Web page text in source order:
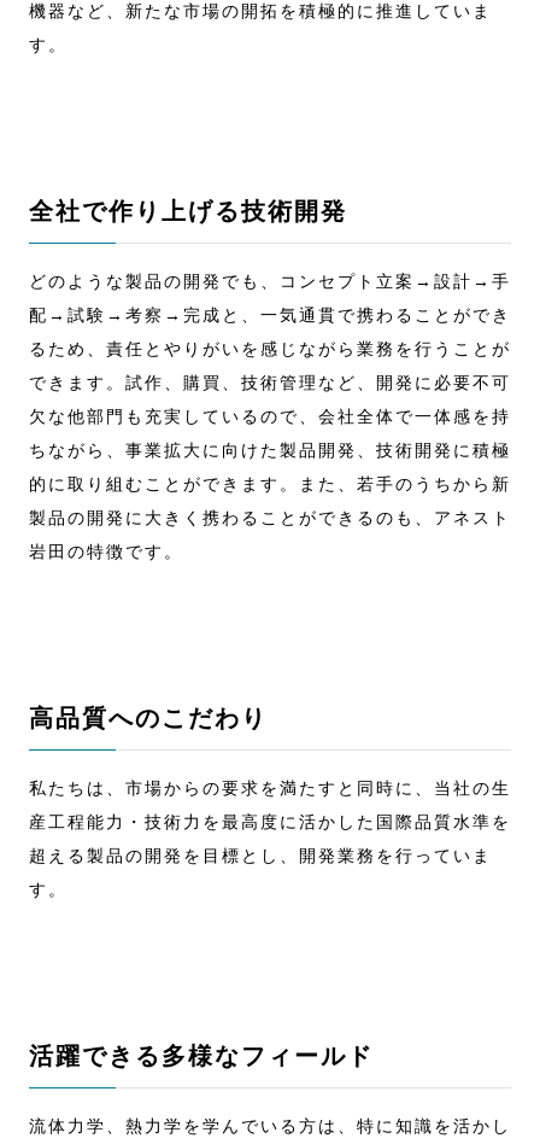
機器など、新たな市場の開拓を積極的に推進していま
す。
全社で作り上げる技術開発
どのような製品の開発でも、コンセプト立案→設計→手
配→試験→考察→完成と、一気通貫で携わることができ
るため、責任とやりがいを感じながら業務を行うことが
できます。試作、購買、技術管理など、開発に必要不可
欠な他部門も充実しているので、会社全体で一体感を持
ちながら、事業拡大に向けた製品開発、技術開発に積極
的に取り組むことができます。また、若手のうちから新
製品の開発に大きく携わることができるのも、アネスト
岩田の特徴です。
高品質へのこだわり
私たちは、市場からの要求を満たすと同時に、当社の生
産工程能力・技術力を最高度に活かした国際品質水準を
超える製品の開発を目標とし、開発業務を行っていま
す。
活躍できる多様なフィールド
流体力学、熱力学を学んでいる方は、特に知識を活かし